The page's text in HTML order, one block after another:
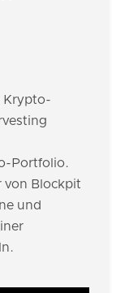
Krypto-
Portfolio.
von Blockpit
und